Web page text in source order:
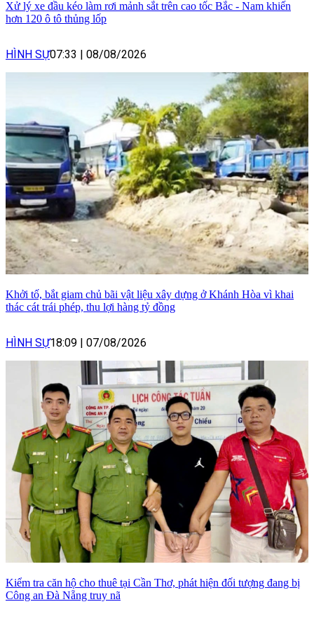
Xử lý xe đầu kéo làm rơi mảnh sắt trên cao tốc Bắc - Nam khiến
hơn 120 ô tô thủng lốp
HÌNH SỰ07:33 | 08/08/2026
Khởi tố, bắt giam chủ bãi vật liệu xây dựng ở Khánh Hòa vì khai
thác cát trái phép, thu lợi hàng tỷ đồng
HÌNH SỰ18:09 | 07/08/2026
Kiểm tra căn hộ cho thuê tại Cần Thơ, phát hiện đối tượng đang bị
Công an Đà Nẵng truy nã